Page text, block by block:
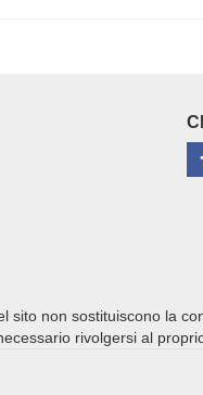
non sostituiscono la
rivolgersi al